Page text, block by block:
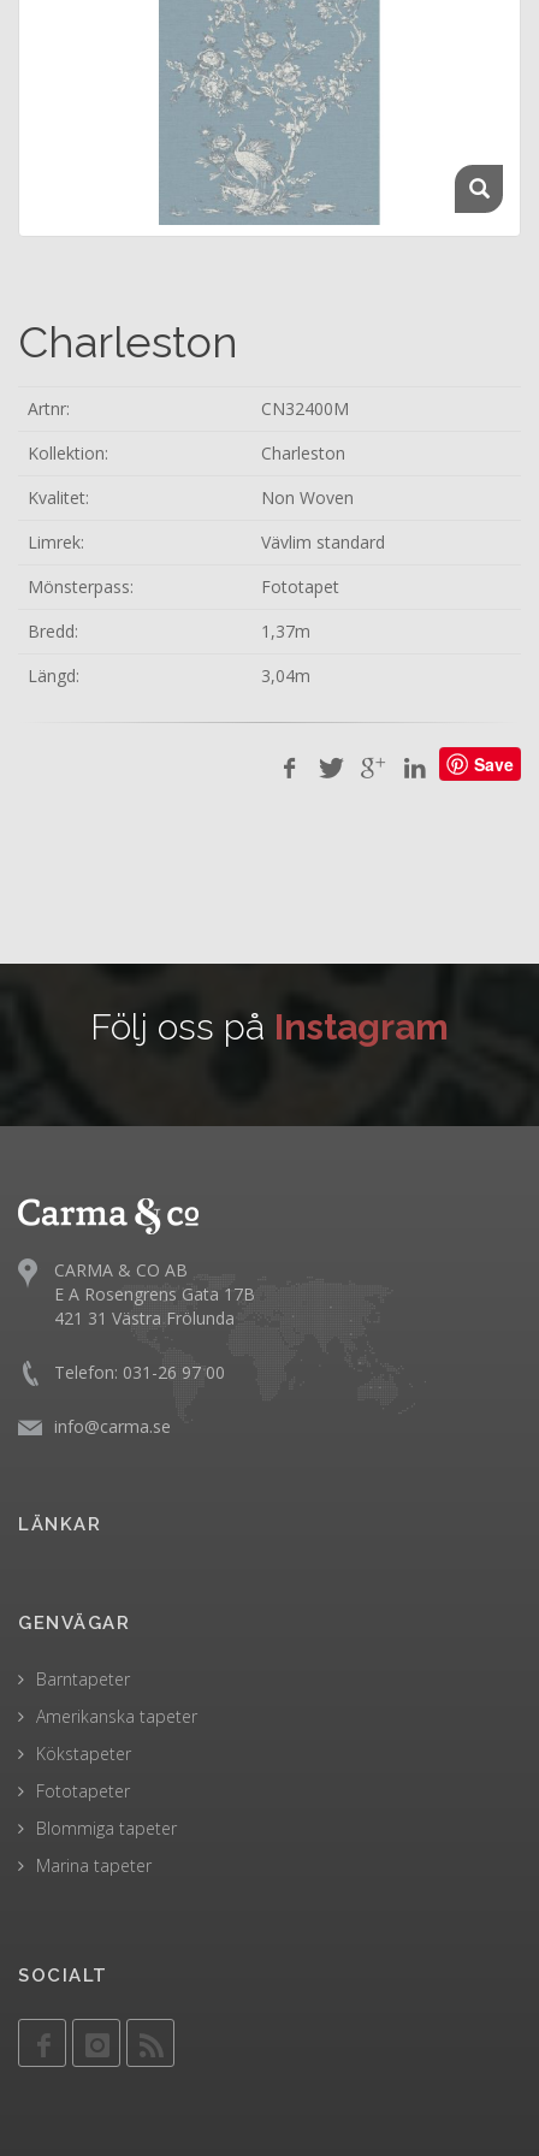
Charleston
Artnr:
CN32400M
Kollektion:
Charleston
Kvalitet:
Non Woven
Limrek:
Vävlim standard
Mönsterpass:
Fototapet
Bredd:
1,37m
Längd:
3,04m
Save
Följ oss på Instagram
CARMA & CO AB
E A Rosengrens Gata 17B
421 31 Västra Frölunda
Telefon: 031-26 97 00
info@carma.se
LÄNKAR
GENVÄGAR
Barntapeter
Amerikanska tapeter
Kökstapeter
Fototapeter
Blommiga tapeter
Marina tapeter
SOCIALT